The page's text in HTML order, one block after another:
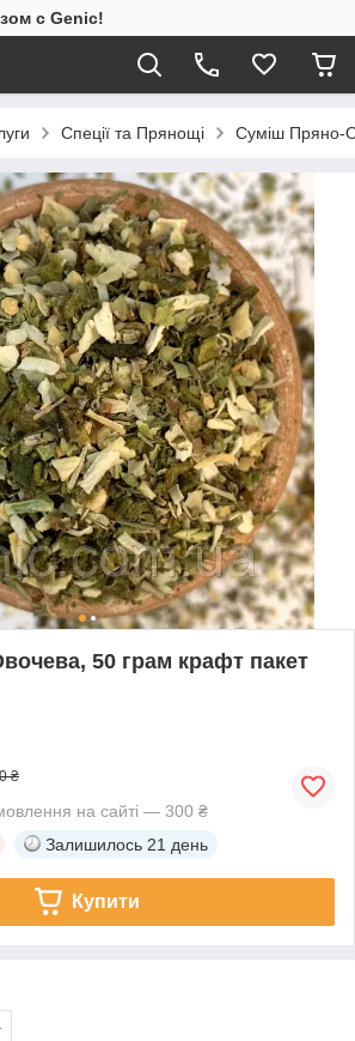
с Genic!
Спеції та Прянощі Суміш Пряно-
50 грам крафт пакет
₴
на сайті — 300 ₴
Залишилось 21 день
Купити